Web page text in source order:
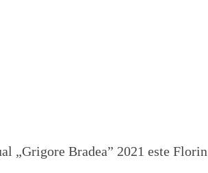
„Grigore Bradea” 2021 este Florin